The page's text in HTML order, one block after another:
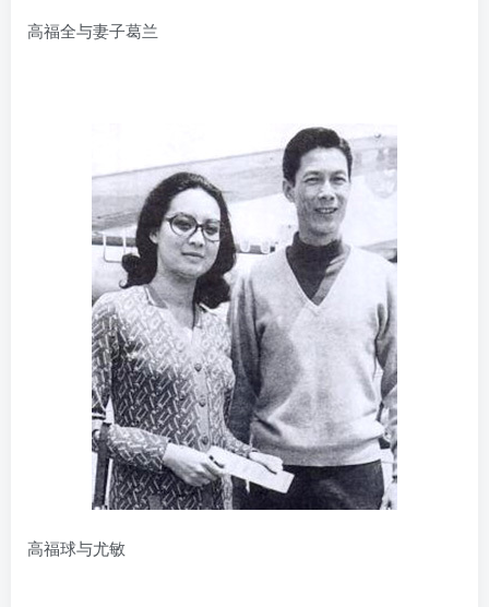
高福全与妻子葛兰
高福球与尤敏